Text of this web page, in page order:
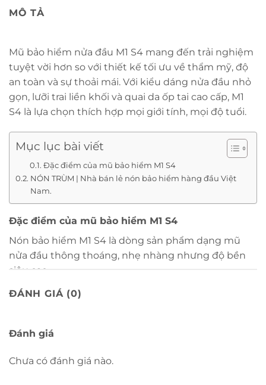
MÔ TẢ
Mũ bảo hiểm nửa đầu M1 S4 mang đến trải nghiệm
tuyệt vời hơn so với thiết kế tối ưu về thẩm mỹ, độ
an toàn và sự thoải mái. Với kiểu dáng nửa đầu nhỏ
gọn, lưỡi trai liền khối và quai da ốp tai cao cấp, M1
S4 là lựa chọn thích hợp mọi giới tính, mọi độ tuổi.
Mục lục bài viết
Đặc điểm của mũ bảo hiểm M1 S4
NÓN TRÙM | Nhà bán lẻ nón bảo hiểm hàng đầu Việt
Nam.
Đặc điểm của mũ bảo hiểm M1 S4
Nón bảo hiểm M1 S4 là dòng sản phẩm dạng mũ
nửa đầu thông thoáng, nhẹ nhàng nhưng độ bền
siêu cao.
Về thiết kế: M1 S4 gọn gàng, bề mặt sơn nhám mịn
đỉnh mũ tạo cảm giác cứng cáp, mạnh mẽ. Phong
cách unisex, phù hợp cả nam lẫn nữ.
Bên cạnh đó, phần lưỡi trai là một khối thống nhất,
ĐÁNH GIÁ (0)
Đánh giá
Chưa có đánh giá nào.